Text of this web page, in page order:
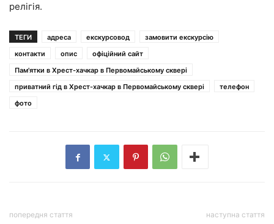
релігія.
ТЕГИ адреса екскурсовод
замовити екскурсію
контакти
опис
офіційний сайт
Пам'ятки в Хрест-хачкар в Первомайському сквері
приватний гід в Хрест-хачкар в Первомайському сквері
телефон
фото
попередня стаття наступна стаття